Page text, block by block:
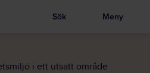
huvudinnehållet
Visa sökruta
Sök Meny
i ett utsatt område